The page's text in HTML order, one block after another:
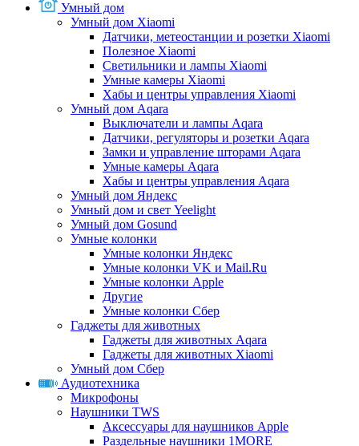
Умный дом
Умный дом Xiaomi
Датчики, метеостанции и розетки Xiaomi
Полезное Xiaomi
Светильники и лампы Xiaomi
Умные камеры Xiaomi
Хабы и центры управления Xiaomi
Умный дом Aqara
Выключатели и лампы Aqara
Датчики, регуляторы и розетки Aqara
Замки и управление шторами Aqara
Умные камеры Aqara
Хабы и центры управления Aqara
Умный дом Яндекс
Умный дом и свет Yeelight
Умный дом Gosund
Умные колонки
Умные колонки Яндекс
Умные колонки VK и Mail.Ru
Умные колонки Apple
Другие
Умные колонки Сбер
Гаджеты для животных
Гаджеты для животных Aqara
Гаджеты для животных Xiaomi
Умный дом Сбер
Аудиотехника
Микрофоны
Наушники TWS
Аксессуары для наушников Apple
Раздельные наушники 1MORE